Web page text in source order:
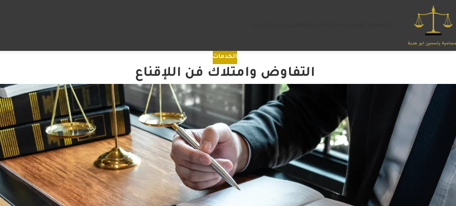
الخدمات
التفاوض وامتلاك فن اللإقناع